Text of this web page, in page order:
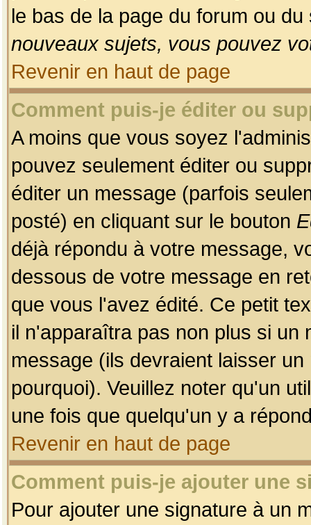
le bas de la page du forum ou
nouveaux sujets, vous pouvez
Revenir en haut de page
Comment puis-je éditer ou
A moins que vous soyez
pouvez seulement éditer ou
éditer un message (parfois
posté) en cliquant sur le bouton
déjà répondu à votre message,
dessous de votre message en
que vous l'avez édité. Ce petit
il n'apparaîtra pas non plus si un
message (ils devraient laisser
pourquoi). Veuillez noter qu'un
une fois que quelqu'un y a
Revenir en haut de page
Comment puis-je ajouter une
Pour ajouter une signature à un